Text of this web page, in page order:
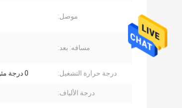
موصل:
مسافه: بعد:
درجة حرارة التشغيل: 0 درجة مئوية إلى 85 درجة مئوية
درجة الألياف: